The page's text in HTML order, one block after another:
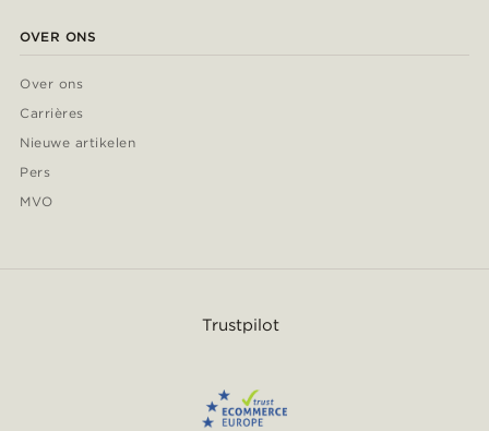
OVER ONS
Over ons
Carrières
Nieuwe artikelen
Pers
MVO
Trustpilot